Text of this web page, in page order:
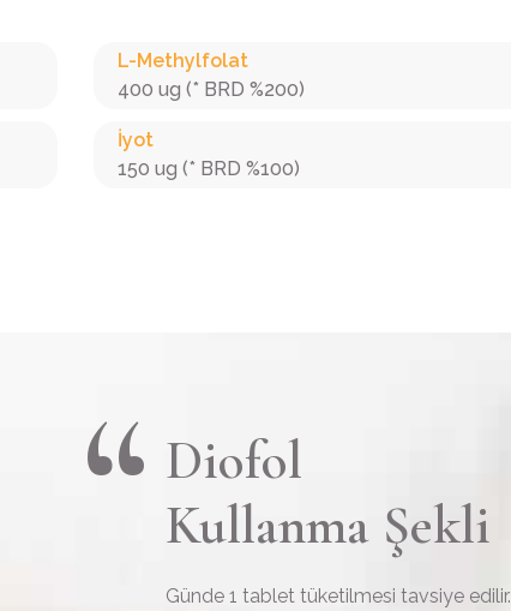
L-Methylfolat
400 ug (* BRD %200)
İyot
150 ug (* BRD %100)
Diofol
Kullanma Şekli
Günde 1 tablet tüketilmesi tavsiye edilir.